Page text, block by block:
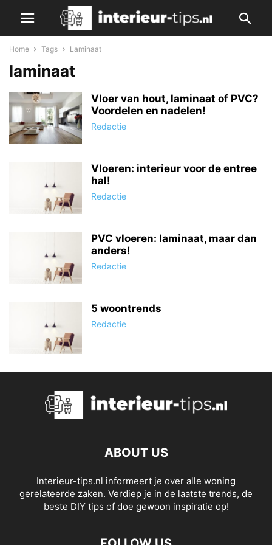
Home Tags Laminaat
laminaat
Vloer van hout, laminaat of PVC?
Voordelen en nadelen!
Redactie
Vloeren: interieur voor de entree
hal!
Redactie
PVC vloeren: laminaat, maar dan
anders!
Redactie
5 woontrends
Redactie
ABOUT US
Interieur-tips.nl informeert je over alle woning
gerelateerde zaken. Verdiep je in de laatste trends, de
beste DIY tips of doe gewoon inspiratie op!